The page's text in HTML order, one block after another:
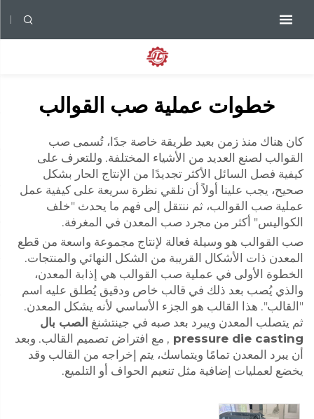
خطوات عملية صب القوالب
كان هناك منذ زمن بعيد طريقة خاصة جدًا، تُسمى صب
القوالب لصنع العديد من الأشياء المختلفة. وللتعرف على
كيفية فصل السائل الأكثر تجديدًا من الإنتاج الحار بشكل
صحيح، يجب علينا أولاً أن نلقي نظرة سريعة على كيفية عمل
عملية صب القوالب، ثم ننتقل إلى فهم ما يحدث "خلف
الكواليس" أكثر من مجرد صب المعدن في المغرفة.
صب القوالب هو وسيلة فعالة لإنتاج مجموعة واسعة من قطع
المعدن ذات الأشكال القريبة من الشكل النهائي والمنتجات.
الخطوة الأولى في عملية صب القوالب هي إذابة المعدن،
والذي يُصب بعد ذلك في قالب خاص ودقيق يُطلق عليه اسم
"القالب". هذا القالب هو الجزء الأساسي لأنه يشكل المعدن.
ثم يتصلب المعدن ويبرد بعد صبه في جينتشنغ الصب بال
pressure die casting , مع افتراض تصميم القالب. وبعد
أن يبرد المعدن تمامًا ويتماسك، يتم إخراجه من القالب وقد
يخضع لعمليات إضافية مثل تنعيم الحواف أو التلميع.